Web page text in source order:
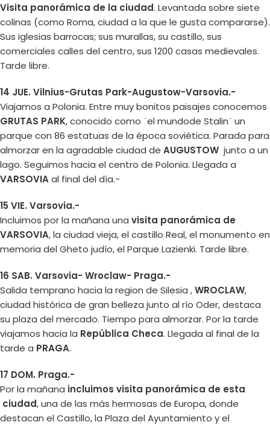
Visita panorámica de la ciudad. Levantada sobre siete
colinas (como Roma, ciudad a la que le gusta compararse).
Sus iglesias barrocas; sus murallas, su castillo, sus
comerciales calles del centro, sus 1200 casas medievales.
Tarde libre.
14 JUE. Vilnius-Grutas Park-Augustow-Varsovia.-
Viajamos a Polonia. Entre muy bonitos paisajes conocemos
GRUTAS PARK, conocido como ¨el mundode Stalin¨ un
parque con 86 estatuas de la época soviética. Parada para
almorzar en la agradable ciudad de AUGUSTOW junto a un
lago. Seguimos hacia el centro de Polonia. Llegada a
VARSOVIAal final del día.-
15 VIE. Varsovia.-
Incluimos por la mañana una visita panorámica de
VARSOVIA, la ciudad vieja, el castillo Real, el monumento en
memoria del Gheto judío, el Parque Lazienki. Tarde libre.
16 SAB. Varsovia- Wroclaw- Praga.-
Salida temprano hacia la region de Silesia ,WROCLAW,
ciudad histórica de gran belleza junto al río Oder, destaca
su plaza del mercado. Tiempo para almorzar. Por la tarde
viajamos hacia la República Checa. Llegada al final de la
tarde a PRAGA.
17 DOM. Praga.-
Por la mañana incluimos visita panorámica de esta
ciudad, una de las más hermosas de Europa, donde
destacan el Castillo, la Plaza del Ayuntamiento y el